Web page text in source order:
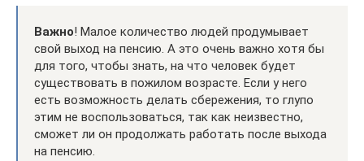
Важно! Малое количество людей продумывает
свой выход на пенсию. А это очень важно хотя бы
для того, чтобы знать, на что человек будет
существовать в пожилом возрасте. Если у него
есть возможность делать сбережения, то глупо
этим не воспользоваться, так как неизвестно,
сможет ли он продолжать работать после выхода
на пенсию.